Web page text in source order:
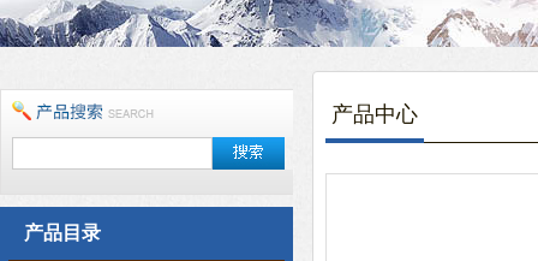
产品目录
产品中心